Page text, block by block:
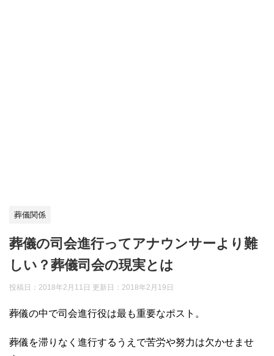
葬儀関係
葬儀の司会進行ってアナウンサーより難
しい？葬儀司会の現実とは
投稿日：2018年2月11日 更新日： 2018年2月19日
葬儀の中で司会進行役は最も重要なポスト。
葬儀を滞りなく進行するうえで苦労や努力は欠かせませ